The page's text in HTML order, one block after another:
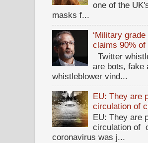
one of the
masks f...
‘Military
claims 90%
Twitter
are bots, fake
whistleblower vind...
EU: They are
circulation of
EU: They are
circulation of
coronavirus was j...